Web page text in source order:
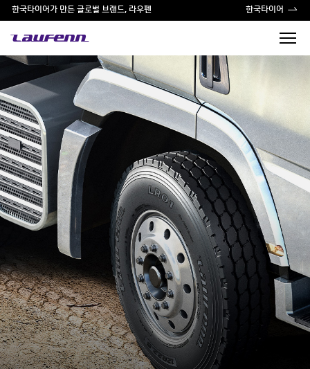
한국타이어가 만든 글로벌 브랜드, 라우펜 한국타이어